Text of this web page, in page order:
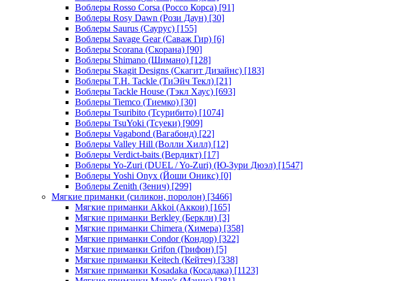
Воблеры Rosso Corsa (Россо Корса) [91]
Воблеры Rosy Dawn (Рози Даун) [30]
Воблеры Saurus (Саурус) [155]
Воблеры Savage Gear (Саваж Гир) [6]
Воблеры Scorana (Скорана) [90]
Воблеры Shimano (Шимано) [128]
Воблеры Skagit Designs (Скагит Дизайнс) [183]
Воблеры T.H. Tackle (ТиЭйч Текл) [21]
Воблеры Tackle House (Тэкл Хаус) [693]
Воблеры Tiemco (Тиемко) [30]
Воблеры Tsuribito (Тсурибито) [1074]
Воблеры TsuYoki (Тсуеки) [909]
Воблеры Vagabond (Вагабонд) [22]
Воблеры Valley Hill (Волли Хилл) [12]
Воблеры Verdict-baits (Вердикт) [17]
Воблеры Yo-Zuri (DUEL / Yo-Zuri) (Ю-Зури Дюэл) [1547]
Воблеры Yoshi Onyx (Йоши Оникс) [0]
Воблеры Zenith (Зенич) [299]
Мягкие приманки (силикон, поролон) [3466]
Мягкие приманки Akkoi (Аккои) [165]
Мягкие приманки Berkley (Беркли) [3]
Мягкие приманки Chimera (Химера) [358]
Мягкие приманки Condor (Кондор) [322]
Мягкие приманки Grifon (Грифон) [5]
Мягкие приманки Keitech (Кейтеч) [338]
Мягкие приманки Kosadaka (Косадака) [1123]